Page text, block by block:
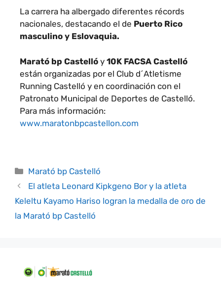
La carrera ha albergado diferentes récords
nacionales, destacando el de Puerto Rico
masculino y Eslovaquia.
Marató bp Castelló y 10K FACSA Castelló
están organizadas por el Club d´Atletisme
Running Castelló y en coordinación con el
Patronato Municipal de Deportes de Castelló.
Para más información:
www.maratonbpcastellon.com
Marató bp Castelló
El atleta Leonard Kipkgeno Bor y la atleta
Keleltu Kayamo Hariso logran la medalla de oro de
la Marató bp Castelló